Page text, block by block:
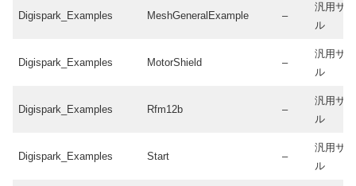
Digispark_Examples MeshGeneralExample –
汎用サ
ル
Digispark_Examples MotorShield –
汎用サ
ル
Digispark_Examples Rfm12b –
汎用サ
ル
Digispark_Examples Start –
汎用サ
ル